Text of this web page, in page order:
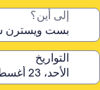
3.0
إلى أين؟
التواريخ